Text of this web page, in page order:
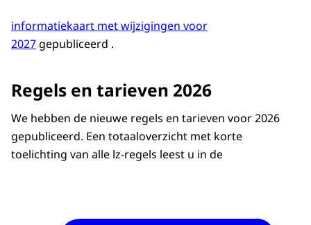
informatiekaart met wijzigingen voor
2027 gepubliceerd .
Regels en tarieven 2026
We hebben de nieuwe regels en tarieven voor 2026
gepubliceerd. Een totaaloverzicht met korte
toelichting van alle lz-regels leest u in de